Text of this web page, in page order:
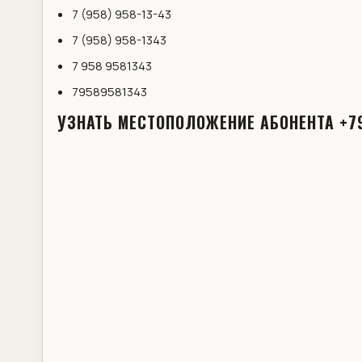
7 (958) 958-13-43
7 (958) 958-1343
7 958 9581343
79589581343
УЗНАТЬ МЕСТОПОЛОЖЕНИЕ АБОНЕНТА